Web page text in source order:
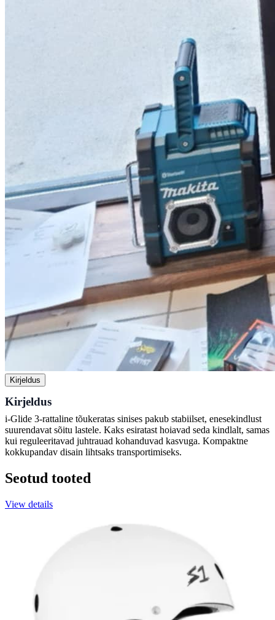
Kirjeldus
Kirjeldus
i-Glide 3-rattaline tõukeratas sinises pakub stabiilset, enesekindlust
suurendavat sõitu lastele. Kaks esiratast hoiavad seda kindlalt, samas
kui reguleeritavad juhtrauad kohanduvad kasvuga. Kompaktne
kokkupandav disain lihtsaks transportimiseks.
Seotud tooted
View details